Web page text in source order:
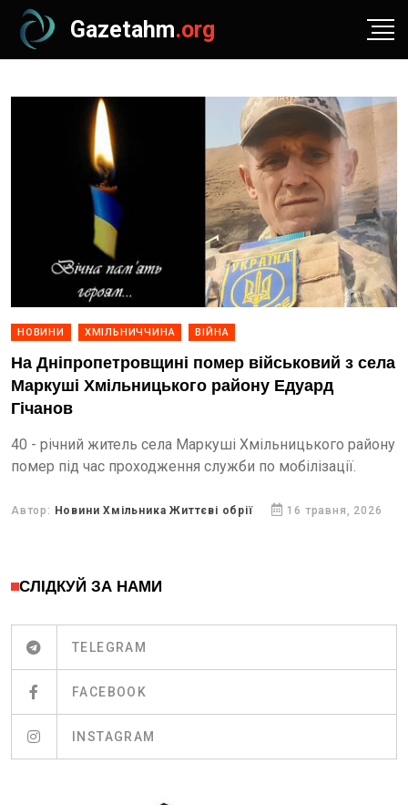
Gazetahm.org
НОВИНИ ХМІЛЬНИЧЧИНА ВІЙНА
На Дніпропетровщині помер військовий з села
Маркуші Хмільницького району Едуард
Гічанов
40 - річний житель села Маркуші Хмільницького району
помер під час проходження служби по мобілізації.
Автор: Новини Хмільника Життєві обрії 16 травня, 2026
СЛІДКУЙ ЗА НАМИ
TELEGRAM
FACEBOOK
INSTAGRAM